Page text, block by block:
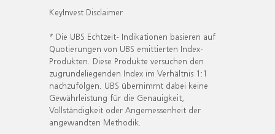
KeyInvest Disclaimer
* Die UBS Echtzeit- Indikationen basieren auf
Quotierungen von UBS emittierten Index-
Produkten. Diese Produkte versuchen den
zugrundeliegenden Index im Verhältnis 1:1
nachzufolgen. UBS übernimmt dabei keine
Gewährleistung für die Genauigkeit,
Vollständigkeit oder Angemessenheit der
angewandten Methodik.